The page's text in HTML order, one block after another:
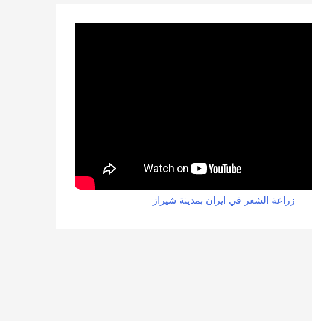
زراعة الشعر في ايران بمدينة شيراز